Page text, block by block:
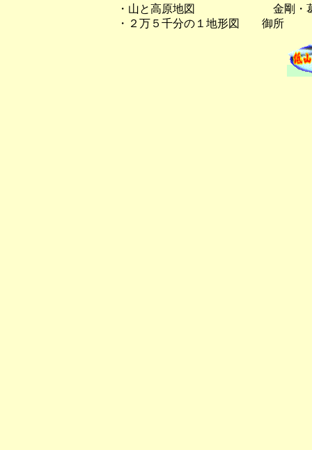
・山と高原地図 金剛・葛城
・２万５千分の１地形図 御所